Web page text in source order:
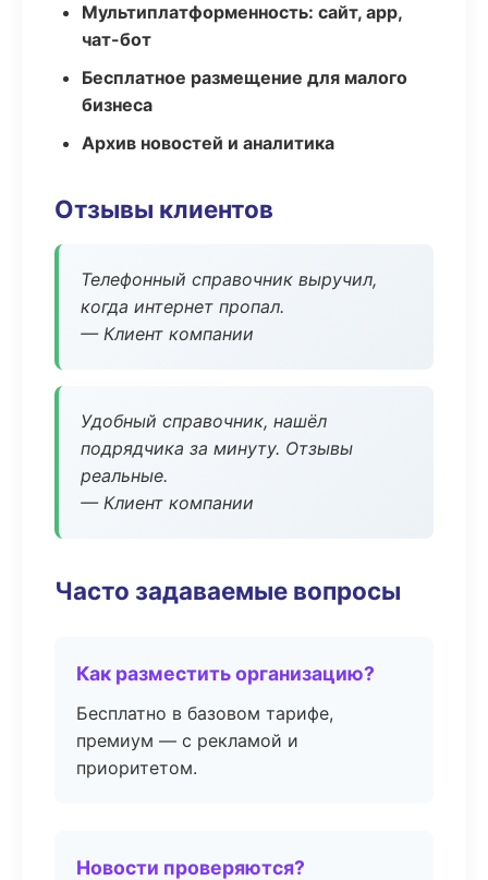
Мультиплатформенность: сайт, app,
чат-бот
Бесплатное размещение для малого
бизнеса
Архив новостей и аналитика
Отзывы клиентов
Телефонный справочник выручил,
когда интернет пропал.
— Клиент компании
Удобный справочник, нашёл
подрядчика за минуту. Отзывы
реальные.
— Клиент компании
Часто задаваемые вопросы
Как разместить организацию?
Бесплатно в базовом тарифе,
премиум — с рекламой и
приоритетом.
Новости проверяются?